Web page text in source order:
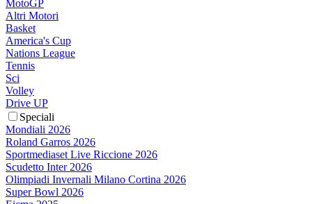
MotoGP
Altri Motori
Basket
America's Cup
Nations League
Tennis
Sci
Volley
Drive UP
Speciali
Mondiali 2026
Roland Garros 2026
Sportmediaset Live Riccione 2026
Scudetto Inter 2026
Olimpiadi Invernali Milano Cortina 2026
Super Bowl 2026